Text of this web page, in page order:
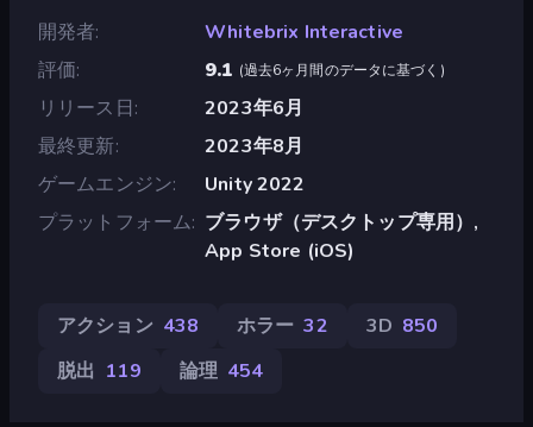
開発者
Whitebrix Interactive
評価
9.1 (過去6ヶ月間のデータに基づく )
リリース日
2023年6月
最終更新
2023年8月
ゲームエンジン
Unity 2022
プラットフォーム ブラウザ（デスクトップ専用）,
App Store (iOS)
アクション 438 ホラー 32 3D 850
脱出 119 論理 454